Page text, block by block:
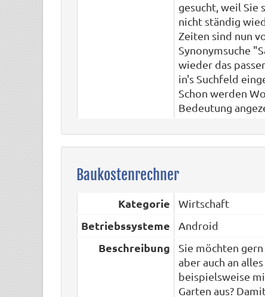
gesucht, weil Sie
nicht ständig
Zeiten sind nun
Synonymsuche
wieder das
in's Suchfeld
Schon werden
Bedeutung
Baukostenrechner
Kategorie Wirtschaft
Betriebssysteme Android
Beschreibung
Sie möchten
aber auch an
beispielsweise
Garten aus?